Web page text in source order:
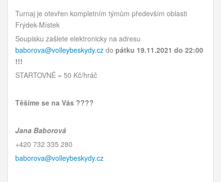
Turnaj je otevřen kompletním týmům především oblasti
Frýdek-Místek
Soupisku zašlete elektronicky na adresu
baborova@volleybeskydy.cz do pátku 19.11.2021 do 22:00
!!!
STARTOVNÉ = 50 Kč/hráč
Těšíme se na Vás ????
Jana Baborová
+420 732 335 280
baborova@volleybeskydy.cz